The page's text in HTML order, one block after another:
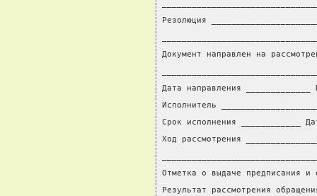
Резолюция
Документ направлен на
Дата направления _____________
Исполнитель
Срок исполнения ____________
Ход рассмотрения
Отметка о выдаче предписания и
Результат рассмотрения